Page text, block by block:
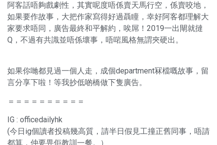
阿客話唔夠戲劇性，其實呢度唔係賣天馬行空，係賣咬地，
如果要作故事，大把作家寫得好過聶瞳，幸好阿客都理解大
家要求唔同，廣告最終和平解約，唉屌！2019一出閘就撻
Q，不過有共識並唔係壞事，唔啱風格無謂夾硬出。
如果你哋都見過一個人走，成個department冧檔嘅故事，留
言分享下啦！等我抄低啲橋做下隻廣告。
＝＝＝＝＝＝＝＝＝＝
IG : officedailyhk
(今日ig個讀者投稿幾高質，請半日假見工撞正舊同事，唔請
都算，仲要畀佢教訓一餐。）